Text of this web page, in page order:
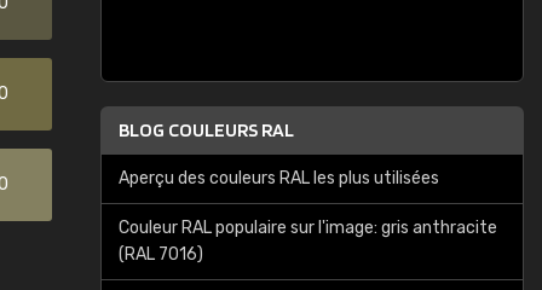
BLOG COULEURS RAL
Aperçu des couleurs RAL les plus utilisées
Couleur RAL populaire sur l'image: gris anthracite
(RAL 7016)